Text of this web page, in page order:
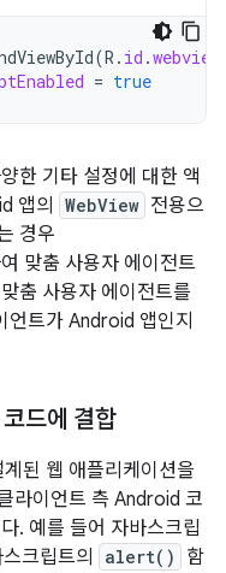
(R . id .webview
= true
한 기타 설정에 대한 액
앱의
WebView 전용으
경우
맞춤 사용자 에이전트
춤 사용자 에이전트를
언트가 Android 앱인지
드에 결합
된 웹 애플리케이션을
라이언트 측 Android 코
. 예를 들어 자바스크립
크립트의 alert()
함